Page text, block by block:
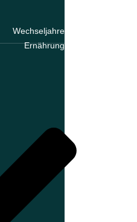
Wechseljahre
Ernährung